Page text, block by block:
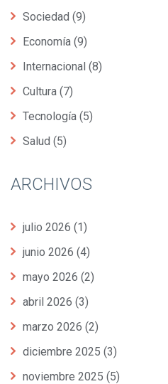
Sociedad (9)
Economía (9)
Internacional (8)
Cultura (7)
Tecnología (5)
Salud (5)
ARCHIVOS
julio 2026 (1)
junio 2026 (4)
mayo 2026 (2)
abril 2026 (3)
marzo 2026 (2)
diciembre 2025 (3)
noviembre 2025 (5)